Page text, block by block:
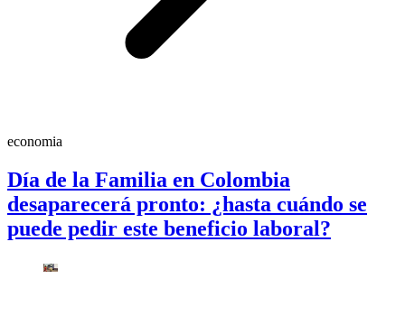
economia
Día de la Familia en Colombia
desaparecerá pronto: ¿hasta cuándo se
puede pedir este beneficio laboral?